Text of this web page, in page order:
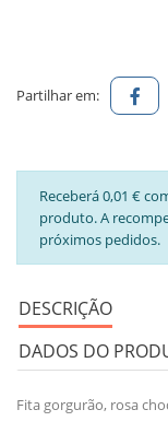
Partilhar em:
Receberá 0,01 €
produto. A
próximos pedidos.
DESCRIÇÃO
DADOS DO
Fita gorgurão, rosa